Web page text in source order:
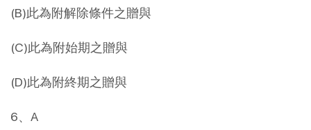
(B)此為附解除條件之贈與
(C)此為附始期之贈與
(D)此為附終期之贈與
6、A